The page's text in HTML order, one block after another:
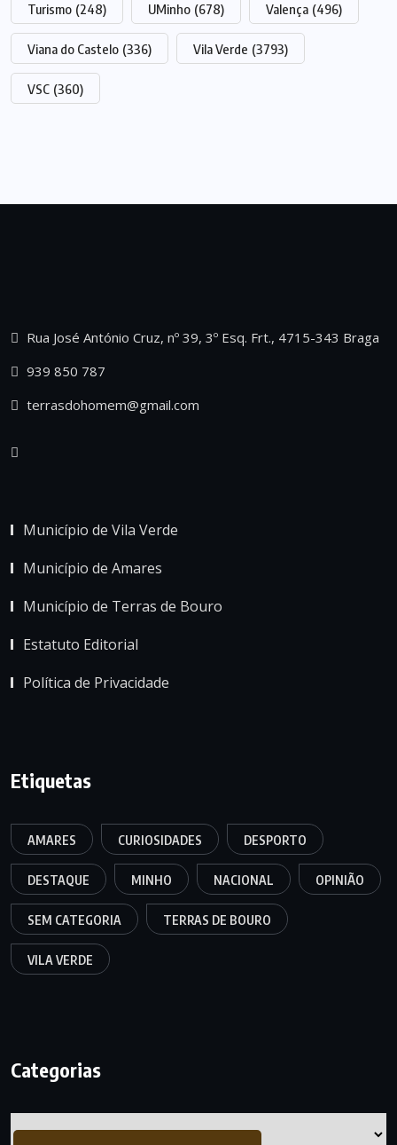
Turismo (248) UMinho (678) Valença (496)
Viana do Castelo (336) Vila Verde (3793)
VSC (360)
Rua José António Cruz, nº 39, 3º Esq. Frt., 4715-343 Braga
939 850 787
terrasdohomem@gmail.com
Município de Vila Verde
Município de Amares
Município de Terras de Bouro
Estatuto Editorial
Política de Privacidade
Etiquetas
AMARES CURIOSIDADES DESPORTO
DESTAQUE MINHO NACIONAL OPINIÃO
SEM CATEGORIA TERRAS DE BOURO
VILA VERDE
Categorias